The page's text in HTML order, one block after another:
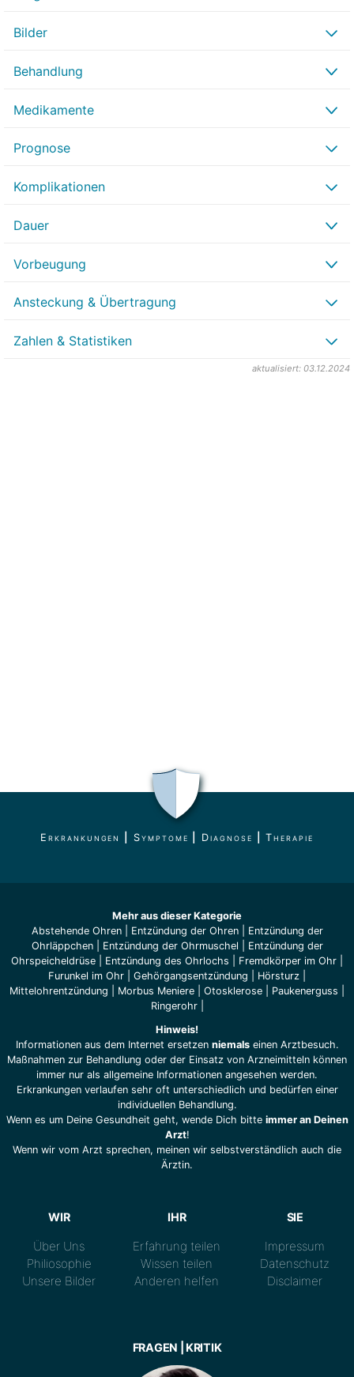
Bilder
Behandlung
Medikamente
Prognose
Komplikationen
Dauer
Vorbeugung
Ansteckung & Übertragung
Zahlen & Statistiken
aktualisiert: 03.12.2024
Erkrankungen Symptome Diagnose |Therapie
Mehr aus dieser Kategorie
Abstehende Ohren| Entzündung der Ohren| Entzündung der
Ohrläppchen| Entzündung der Ohrmuschel
Entzündung der
Ohrspeicheldrüse
Entzündung des Ohrlochs Fremdkörper im Ohr
Furunkel im Ohr
Gehörgangsentzündung Hörsturz
Mittelohrentzündung
Morbus Meniere Otosklerose Paukenerguss
Ringerohr|
Hinweis!
Informationen aus dem Internet ersetzen niemalseinen Arztbesuch.
Maßnahmen zur Behandlung oder der Einsatz von Arzneimitteln können
immer nur als allgemeine Informationen angesehen werden.
Erkrankungen verlaufen sehr oft unterschiedlich und bedürfen einer
individuellen Behandlung.
Wenn es um Deine Gesundheit geht, wende Dich bitte immer an Deinen
Arzt!
Wenn wir vom Arzt sprechen, meinen wir selbstverständlich auch die
Ärztin.
WIR
Über Uns
Philiosophie
Unsere Bilder
IHR
Erfahrung teilen
Wissen teilen
Anderen helfen
SIE
Impressum
Datenschutz
Disclaimer
FRAGEN | KRITIK